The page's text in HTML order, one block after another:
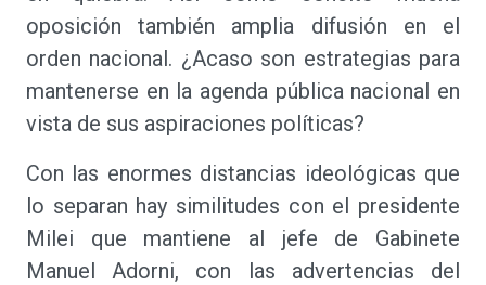
oposición también amplia difusión en el
orden nacional. ¿Acaso son estrategias para
mantenerse en la agenda pública nacional en
vista de sus aspiraciones políticas?
Con las enormes distancias ideológicas que
lo separan hay similitudes con el presidente
Milei que mantiene al jefe de Gabinete
Manuel Adorni, con las advertencias del